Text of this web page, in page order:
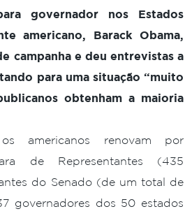
governador nos Estados
americano, Barack Obama,
campanha e deu entrevistas a
para uma situação “muito
obtenham a maioria
americanos renovam por
de Representantes (435
do Senado (de um total de
governadores dos 50 estados